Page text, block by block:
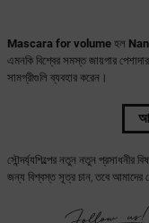
Mascara for volumeহল
এমনকি বিশ্বের সমস্ত জায়গার
সামগ্রীগুলি ব্যবহার করেন।
সৌন্দর্য্যশিল্পের নতুন নতুন প্রসাধনীর
জন্য বিশ্বস্ত সূত্র চান, তবে আমাদের